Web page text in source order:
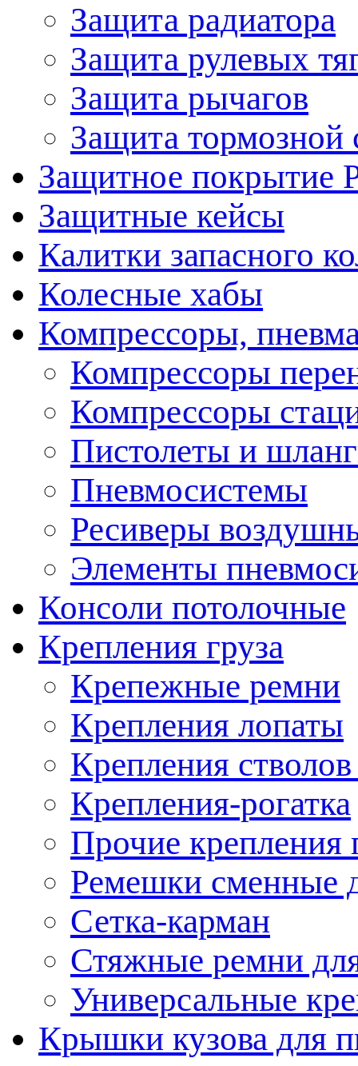
Защита радиатора
Защита рулевых
Защита рычагов
Защита тормозной
Защитное покрытие
Защитные кейсы
Калитки запасного
Колесные хабы
Компрессоры,
Компрессоры
Компрессоры
Пистолеты и
Пневмосистемы
Ресиверы
Элементы
Консоли потолочные
Крепления груза
Крепежные ремни
Крепления лопаты
Крепления
Крепления-рогатка
Прочие крепления
Ремешки сменные
Сетка-карман
Стяжные ремни
Универсальные
Крышки кузова для